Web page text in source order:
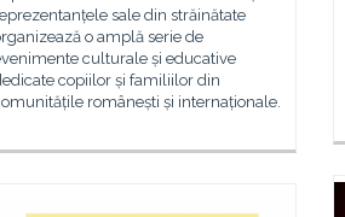
sale din străinătate
o amplă serie de
culturale și educative
copiilor și familiilor din
românești și internaționale.